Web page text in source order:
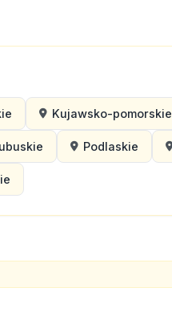
Kujawsko-pomorskie
Podlaskie